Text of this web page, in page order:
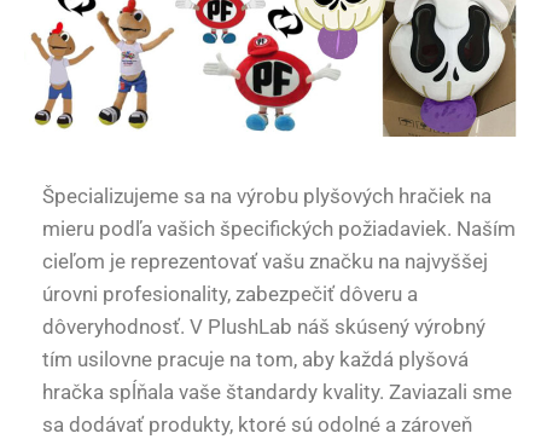
Špecializujeme sa na výrobu plyšových hračiek na
mieru podľa vašich špecifických požiadaviek. Naším
cieľom je reprezentovať vašu značku na najvyššej
úrovni profesionality, zabezpečiť dôveru a
dôveryhodnosť. V PlushLab náš skúsený výrobný
tím usilovne pracuje na tom, aby každá plyšová
hračka spĺňala vaše štandardy kvality. Zaviazali sme
sa dodávať produkty, ktoré sú odolné a zároveň